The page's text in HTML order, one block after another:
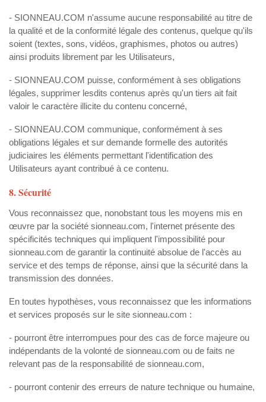
- SIONNEAU.COM n'assume aucune responsabilité au titre de
la qualité et de la conformité légale des contenus, quelque qu'ils
soient (textes, sons, vidéos, graphismes, photos ou autres)
ainsi produits librement par les Utilisateurs,
- SIONNEAU.COM puisse, conformément à ses obligations
légales, supprimer lesdits contenus après qu'un tiers ait fait
valoir le caractère illicite du contenu concerné,
- SIONNEAU.COM communique, conformément à ses
obligations légales et sur demande formelle des autorités
judiciaires les éléments permettant l'identification des
Utilisateurs ayant contribué à ce contenu.
8. Sécurité
Vous reconnaissez que, nonobstant tous les moyens mis en
œuvre par la société sionneau.com, l'internet présente des
spécificités techniques qui impliquent l'impossibilité pour
sionneau.com de garantir la continuité absolue de l'accès au
service et des temps de réponse, ainsi que la sécurité dans la
transmission des données.
En toutes hypothèses, vous reconnaissez que les informations
et services proposés sur le site sionneau.com :
- pourront être interrompues pour des cas de force majeure ou
indépendants de la volonté de sionneau.com ou de faits ne
relevant pas de la responsabilité de sionneau.com,
- pourront contenir des erreurs de nature technique ou humaine,